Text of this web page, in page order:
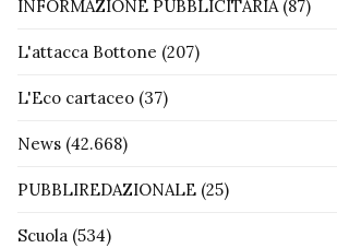
INFORMAZIONE PUBBLICITARIA(87)
L'attacca Bottone (207)
L'Eco cartaceo (37)
News (42.668)
PUBBLIREDAZIONALE (25)
Scuola (534)